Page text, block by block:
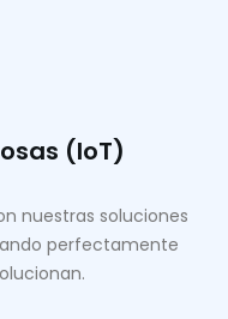
(IoT)
nuestras soluciones
perfectamente